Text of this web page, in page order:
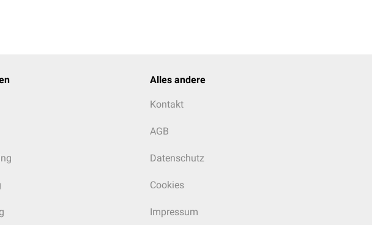
Alles andere
Kontakt
AGB
Datenschutz
Cookies
Impressum